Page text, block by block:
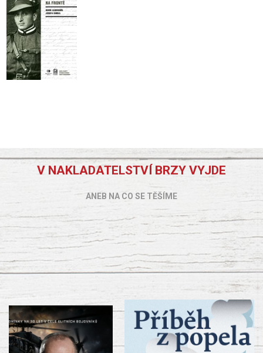
V NAKLADATELSTVÍ BRZY VYJDE
ANEB NA CO SE TĚŠÍME